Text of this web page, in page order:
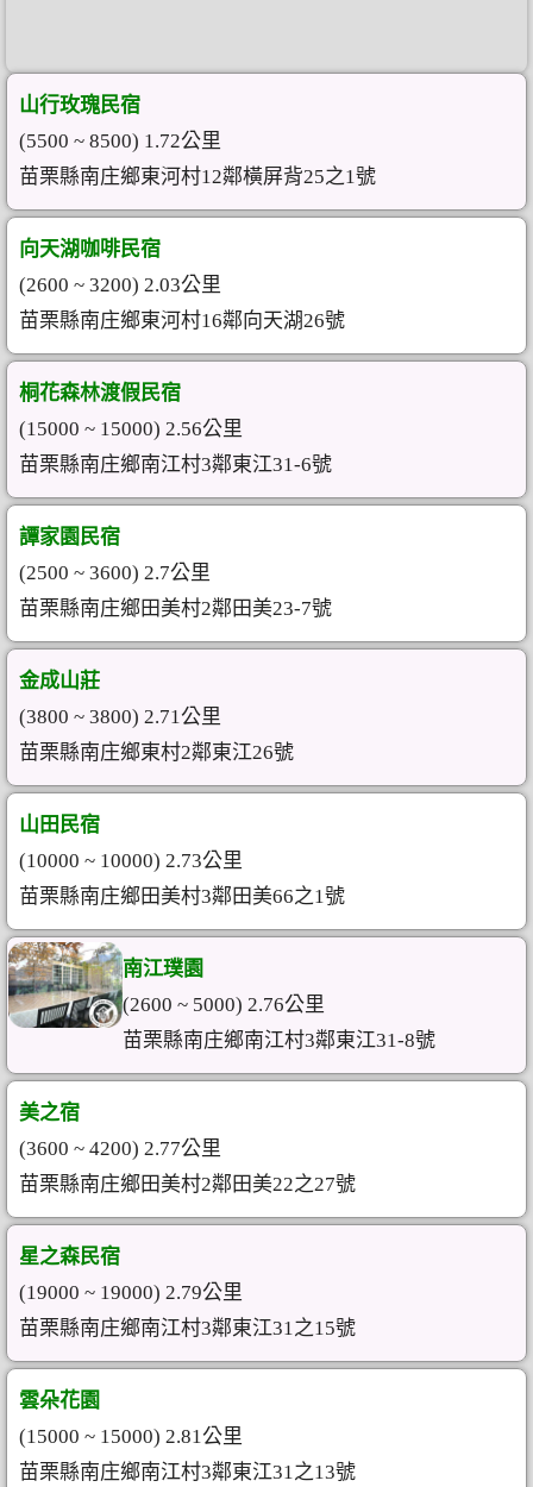
山行玫瑰民宿
(5500 ~ 8500) 1.72公里
苗栗縣南庄鄉東河村12鄰橫屏背25之1號
向天湖咖啡民宿
(2600 ~ 3200) 2.03公里
苗栗縣南庄鄉東河村16鄰向天湖26號
桐花森林渡假民宿
(15000 ~ 15000) 2.56公里
苗栗縣南庄鄉南江村3鄰東江31-6號
譚家園民宿
(2500 ~ 3600) 2.7公里
苗栗縣南庄鄉田美村2鄰田美23-7號
金成山莊
(3800 ~ 3800) 2.71公里
苗栗縣南庄鄉東村2鄰東江26號
山田民宿
(10000 ~ 10000) 2.73公里
苗栗縣南庄鄉田美村3鄰田美66之1號
南江璞園
(2600 ~ 5000) 2.76公里
苗栗縣南庄鄉南江村3鄰東江31-8號
美之宿
(3600 ~ 4200) 2.77公里
苗栗縣南庄鄉田美村2鄰田美22之27號
星之森民宿
(19000 ~ 19000) 2.79公里
苗栗縣南庄鄉南江村3鄰東江31之15號
雲朵花園
(15000 ~ 15000) 2.81公里
苗栗縣南庄鄉南江村3鄰東江31之13號